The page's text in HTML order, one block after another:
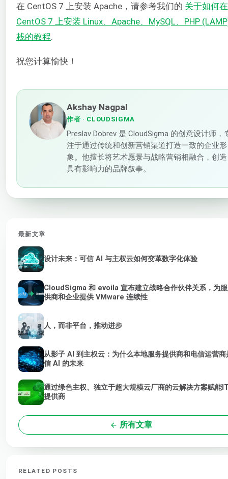
在 CentOS 7 上安装 Apache，请参考我们的 关于如何在
CentOS 7 上安装 Linux、Apache、MySQL、PHP
栈的教程
祝您计算愉快！
Akshay Nagpal
作者 · CLOUDSIGMA
Preslav Dobrev 是 CloudSigma 的创意设计师，
注于通过传统和创新营销渠道打造一致的企业形
象。他擅长将艺术愿景与战略营销相融合，创造
具有影响力的品牌叙事。
最新文章
设计未来：可信 AI 与主权云如何变革数字化体验
CloudSigma 和 evoila 宣布建立战略合作伙伴关系，为
供商和企业提供 VMware 连续性
人，而非平台，推动进步
从影子 AI 到主权云：为什么本地服务提供商和电信运营商
信 AI 的未来
通过绿色主权、独立于超大规模云厂商的云解决方案赋能
提供商
所有文章
RELATED POSTS